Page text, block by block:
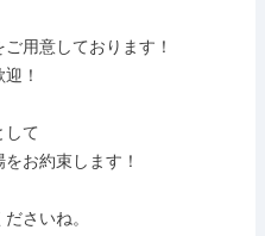
用意しております！
！
して
お約束します！
さいね。